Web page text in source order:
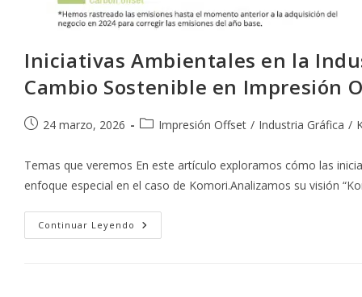
Iniciativas Ambientales en la
Cambio Sostenible en Impresión
Publicación
entrada:
24 marzo, 2026
Categoría
entrada:
Impresión Offset / Industria Gráfica /
Temas que veremos En este artículo exploramos cómo las
enfoque especial en el caso de Komori.Analizamos su visión
Continuar Leyendo Iniciativas
Ambientales